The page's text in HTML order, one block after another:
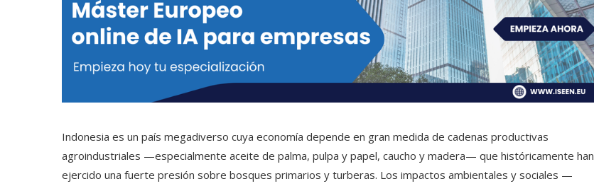
Indonesia es un país megadiverso cuya economía depende en gran medida de cadenas productivas
agroindustriales —especialmente aceite de palma, pulpa y papel, caucho y madera— que históricamente han
ejercido una fuerte presión sobre bosques primarios y turberas. Los impactos ambientales y sociales —